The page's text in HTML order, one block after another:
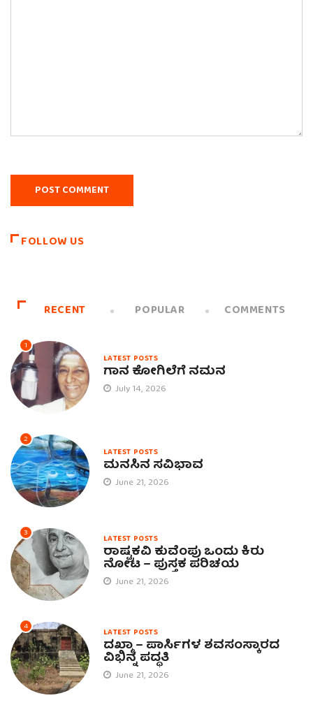
FOLLOW US
RECENT POPULAR COMMENTS
1
LATEST POSTS
ಗಾನ ಕೋಗಿಲೆಗೆ ನಮನ
July 14, 2026
2
LATEST POSTS
ಮನಸಿನ ಸವಿಭಾವ
June 21, 2026
3 LATEST POSTS
ರಾಷ್ಟ್ರಕವಿ ಕುವೆಂಪು ಒಂದು ಕಿರು
ನೋಟ – ಪುಸ್ತಕ ಪರಿಚಯ
June 21, 2026
4 LATEST POSTS
ದಖ್ಮಾ – ಪಾರ್ಸಿಗಳ ಶವಸಂಸ್ಕಾರದ
ವಿಭಿನ್ನ ಪದ್ಧತಿ
June 21, 2026